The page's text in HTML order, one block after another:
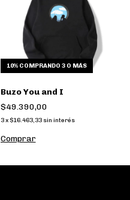
10% COMPRANDO 3 O MÁS
Buzo You and I
$49.390,00
3 x $16.463,33 sin interés
Comprar